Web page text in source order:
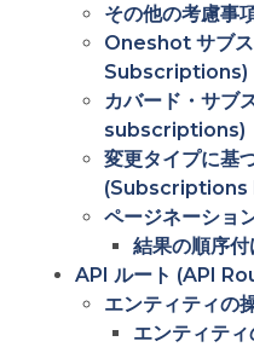
その他の考慮事
Oneshot サブ
Subscriptions)
カバード・サブ
subscriptions)
変更タイプに基
ページネーショ
結果の順序
API ルート (API
エンティティ
エンティテ